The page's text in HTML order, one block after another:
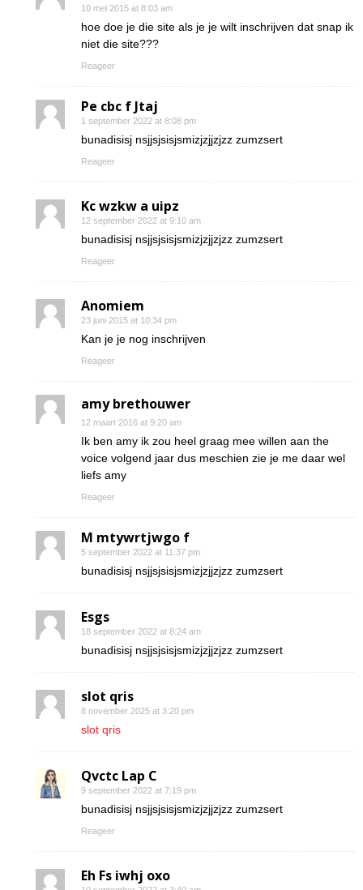
10 mei 2015 at 8:03 am
hoe doe je die site als je je wilt inschrijven dat snap ik
niet die site???
Reageer
Pe cbc f Jtaj
1 september 2022 at 8:08 pm
bunadisisj nsjjsjsisjsmizjzjjzjzz zumzsert
Reageer
Kc wzkw a uipz
12 september 2022 at 9:10 am
bunadisisj nsjjsjsisjsmizjzjjzjzz zumzsert
Reageer
Anomiem
23 juni 2015 at 10:34 pm
Kan je je nog inschrijven
Reageer
amy brethouwer
12 maart 2016 at 9:20 am
Ik ben amy ik zou heel graag mee willen aan the
voice volgend jaar dus meschien zie je me daar wel
liefs amy
Reageer
M mtywrtjwgo f
5 september 2022 at 11:37 pm
bunadisisj nsjjsjsisjsmizjzjjzjzz zumzsert
Esgs
18 september 2022 at 8:24 am
bunadisisj nsjjsjsisjsmizjzjjzjzz zumzsert
slot qris
8 november 2025 at 3:20 pm
slot qris
Qvctc Lap C
9 september 2022 at 7:19 pm
bunadisisj nsjjsjsisjsmizjzjjzjzz zumzsert
Reageer
Eh Fs iwhj oxo